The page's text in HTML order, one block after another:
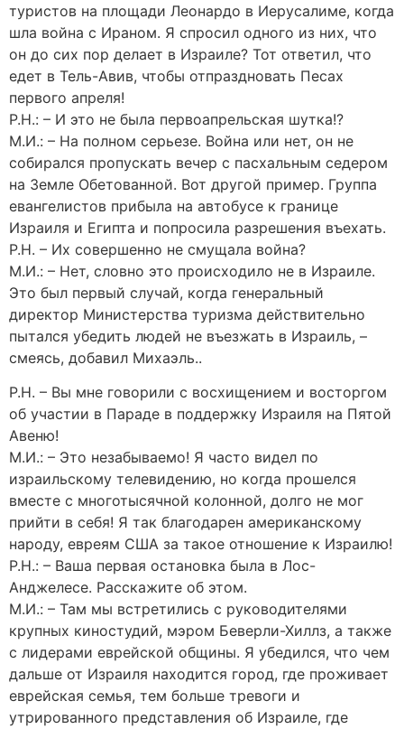
туристов на площади Леонардо в Иерусалиме, когда
шла война с Ираном. Я спросил одного из них, что
он до сих пор делает в Израиле? Тот ответил, что
едет в Тель-Авив, чтобы отпраздновать Песах
первого апреля!
Р.Н.: – И это не была первоапрельская шутка!?
М.И.: – На полном серьезе. Война или нет, он не
собирался пропускать вечер с пасхальным седером
на Земле Обетованной. Вот другой пример. Группа
евангелистов прибыла на автобусе к границе
Израиля и Египта и попросила разрешения въехать.
Р.Н. – Их совершенно не смущала война?
М.И.: – Нет, словно это происходило не в Израиле.
Это был первый случай, когда генеральный
директор Министерства туризма действительно
пытался убедить людей не въезжать в Израиль, –
смеясь, добавил Михаэль..
Р.Н. – Вы мне говорили с восхищением и восторгом
об участии в Параде в поддержку Израиля на Пятой
Авеню!
М.И.: – Это незабываемо! Я часто видел по
израильскому телевидению, но когда прошелся
вместе с многотысячной колонной, долго не мог
прийти в себя! Я так благодарен американскому
народу, евреям США за такое отношение к Израилю!
Р.Н.: – Ваша первая остановка была в Лос-
Анджелесе. Расскажите об этом.
М.И.: – Там мы встретились с руководителями
крупных киностудий, мэром Беверли-Хиллз, а также
с лидерами еврейской общины. Я убедился, что чем
дальше от Израиля находится город, где проживает
еврейская семья, тем больше тревоги и
утрированного представления об Израиле, где